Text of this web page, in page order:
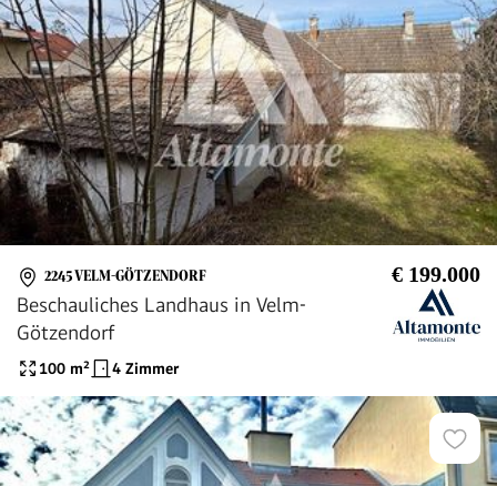
2245 VELM-GÖTZENDORF € 199.000
Beschauliches Landhaus in Velm-
Götzendorf
100 m² 4 Zimmer